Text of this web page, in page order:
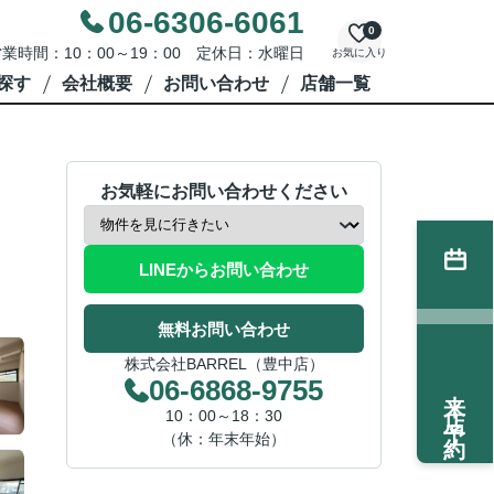
06-6306-6061
時間：10：00～19：00 定休日：水曜日 お気に入り
0
す 会社概要 お問い合わせ 店舗一覧
お気軽にお問い合わせください
LINEからお問い合わせ
無料お問い合わせ
株式会社BARREL（豊中店）
06-6868-9755
10：00～18：30
（休：年末年始）
来店予約